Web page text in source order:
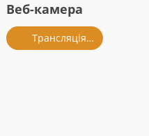
Веб-камера
Трансляція із салону